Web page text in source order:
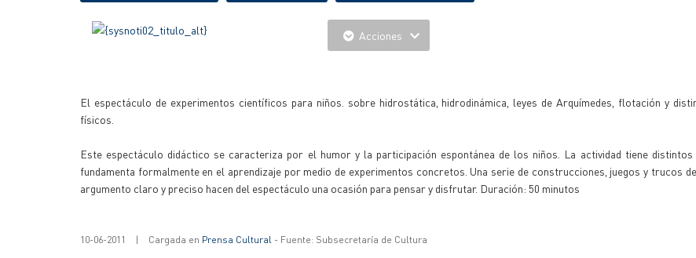
Acciones
El espectáculo de experimentos científicos para niños. sobre hidrostática, hidrodinámica, leyes de Arquímedes, flotación y
físicos.
Este espectáculo didáctico se caracteriza por el humor y la participación espontánea de los niños. La actividad tiene
fundamenta formalmente en el aprendizaje por medio de experimentos concretos. Una serie de construcciones, juegos y trucos
argumento claro y preciso hacen del espectáculo una ocasión para pensar y disfrutar. Duración: 50 minutos
10-06-2011 | Cargada en Prensa Cultural - Fuente: Subsecretaría de Cultura